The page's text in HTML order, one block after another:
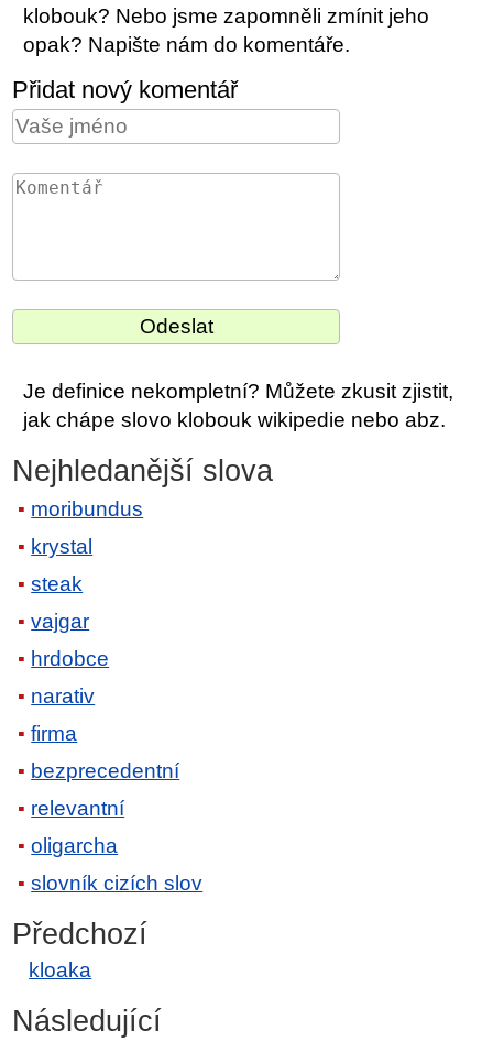
klobouk? Nebo jsme zapomněli zmínit jeho
opak? Napište nám do komentáře.
Přidat nový komentář
Je definice nekompletní? Můžete zkusit zjistit,
jak chápe slovo klobouk wikipedie nebo abz.
Nejhledanější slova
moribundus
krystal
steak
vajgar
hrdobce
narativ
firma
bezprecedentní
relevantní
oligarcha
slovník cizích slov
Předchozí
kloaka
Následující